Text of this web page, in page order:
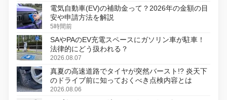
電気自動車(EV)の補助金って？2026年の金額の目
安や申請方法を解説
5時間前
SAやPAのEV充電スペースにガソリン車が駐車！
法律的にどう扱われる？
2026.08.07
真夏の高速道路でタイヤが突然バースト!? 炎天下
のドライブ前に知っておくべき点検内容とは
2026.08.06